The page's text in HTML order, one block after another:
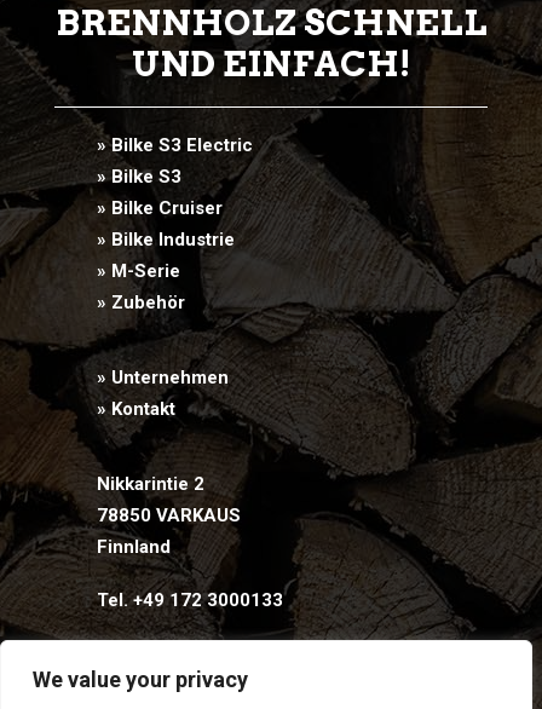
We value your privacy
BRENNHOLZ SCHNELL
UND EINFACH!
» Bilke S3 Electric
» Bilke S3
» Bilke Cruiser
» Bilke Industrie
» M-Serie
» Zubehör
» Unternehmen
» Kontakt
Nikkarintie 2
78850 VARKAUS
Finnland
Tel. +49 172 3000133